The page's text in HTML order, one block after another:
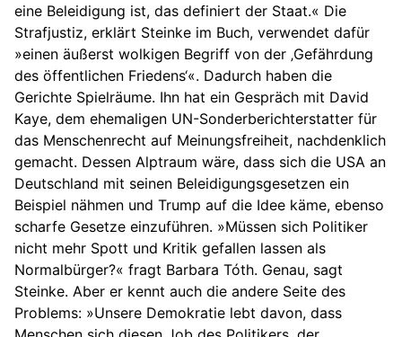
eine Beleidigung ist, das definiert der Staat.« Die
Strafjustiz, erklärt Steinke im Buch, verwendet dafür
»einen äußerst wolkigen Begriff von der ‚Gefährdung
des öffentlichen Friedens‘«. Dadurch haben die
Gerichte Spielräume. Ihn hat ein Gespräch mit David
Kaye, dem ehemaligen UN-Sonderberichterstatter für
das Menschenrecht auf Meinungsfreiheit, nachdenklich
gemacht. Dessen Alptraum wäre, dass sich die USA an
Deutschland mit seinen Beleidigungsgesetzen ein
Beispiel nähmen und Trump auf die Idee käme, ebenso
scharfe Gesetze einzuführen. »Müssen sich Politiker
nicht mehr Spott und Kritik gefallen lassen als
Normalbürger?« fragt Barbara Tóth. Genau, sagt
Steinke. Aber er kennt auch die andere Seite des
Problems: »Unsere Demokratie lebt davon, dass